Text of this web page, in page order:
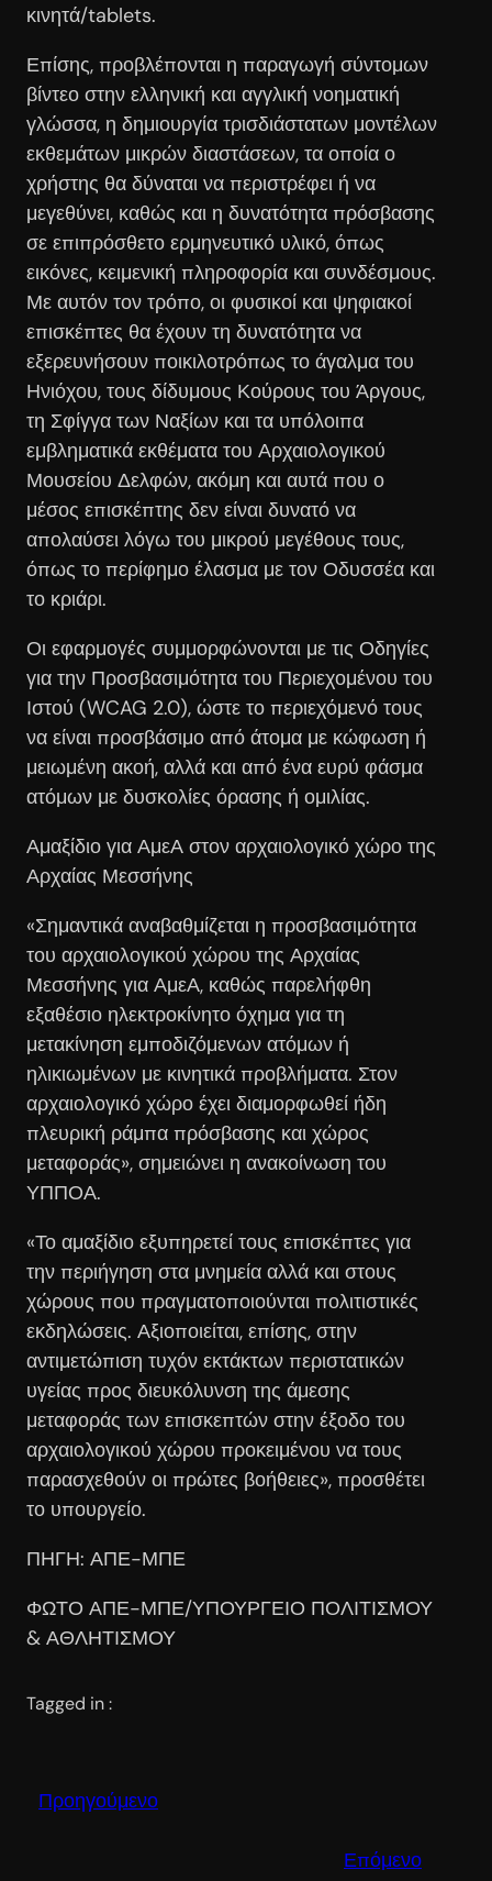
κινητά/tablets.
Επίσης, προβλέπονται η παραγωγή σύντομων
βίντεο στην ελληνική και αγγλική νοηματική
γλώσσα, η δημιουργία τρισδιάστατων μοντέλων
εκθεμάτων μικρών διαστάσεων, τα οποία ο
χρήστης θα δύναται να περιστρέφει ή να
μεγεθύνει, καθώς και η δυνατότητα πρόσβασης
σε επιπρόσθετο ερμηνευτικό υλικό, όπως
εικόνες, κειμενική πληροφορία και συνδέσμους.
Με αυτόν τον τρόπο, οι φυσικοί και ψηφιακοί
επισκέπτες θα έχουν τη δυνατότητα να
εξερευνήσουν ποικιλοτρόπως το άγαλμα του
Ηνιόχου, τους δίδυμους Κούρους του Άργους,
τη Σφίγγα των Ναξίων και τα υπόλοιπα
εμβληματικά εκθέματα του Αρχαιολογικού
Μουσείου Δελφών, ακόμη και αυτά που ο
μέσος επισκέπτης δεν είναι δυνατό να
απολαύσει λόγω του μικρού μεγέθους τους,
όπως το περίφημο έλασμα με τον Οδυσσέα και
το κριάρι.
Οι εφαρμογές συμμορφώνονται με τις Οδηγίες
για την Προσβασιμότητα του Περιεχομένου του
Ιστού (WCAG 2.0), ώστε το περιεχόμενό τους
να είναι προσβάσιμο από άτομα με κώφωση ή
μειωμένη ακοή, αλλά και από ένα ευρύ φάσμα
ατόμων με δυσκολίες όρασης ή ομιλίας.
Αμαξίδιο για ΑμεΑ στον αρχαιολογικό χώρο της
Αρχαίας Μεσσήνης
«Σημαντικά αναβαθμίζεται η προσβασιμότητα
του αρχαιολογικού χώρου της Αρχαίας
Μεσσήνης για ΑμεΑ, καθώς παρελήφθη
εξαθέσιο ηλεκτροκίνητο όχημα για τη
μετακίνηση εμποδιζόμενων ατόμων ή
ηλικιωμένων με κινητικά προβλήματα. Στον
αρχαιολογικό χώρο έχει διαμορφωθεί ήδη
πλευρική ράμπα πρόσβασης και χώρος
μεταφοράς», σημειώνει η ανακοίνωση του
ΥΠΠΟΑ.
«Το αμαξίδιο εξυπηρετεί τους επισκέπτες για
την περιήγηση στα μνημεία αλλά και στους
χώρους που πραγματοποιούνται πολιτιστικές
εκδηλώσεις. Αξιοποιείται, επίσης, στην
αντιμετώπιση τυχόν εκτάκτων περιστατικών
υγείας προς διευκόλυνση της άμεσης
μεταφοράς των επισκεπτών στην έξοδο του
αρχαιολογικού χώρου προκειμένου να τους
παρασχεθούν οι πρώτες βοήθειες», προσθέτει
το υπουργείο.
ΠΗΓΗ: ΑΠΕ-ΜΠΕ
ΦΩΤΟ ΑΠΕ-ΜΠΕ/ΥΠΟΥΡΓΕΙΟ ΠΟΛΙΤΙΣΜΟΥ
& ΑΘΛΗΤΙΣΜΟΥ
Tagged in :
Προηγούμενο
Επόμενο